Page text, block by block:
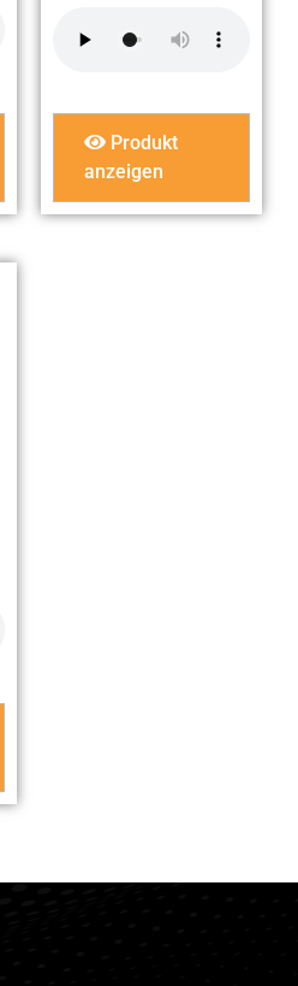
Produkt
anzeigen